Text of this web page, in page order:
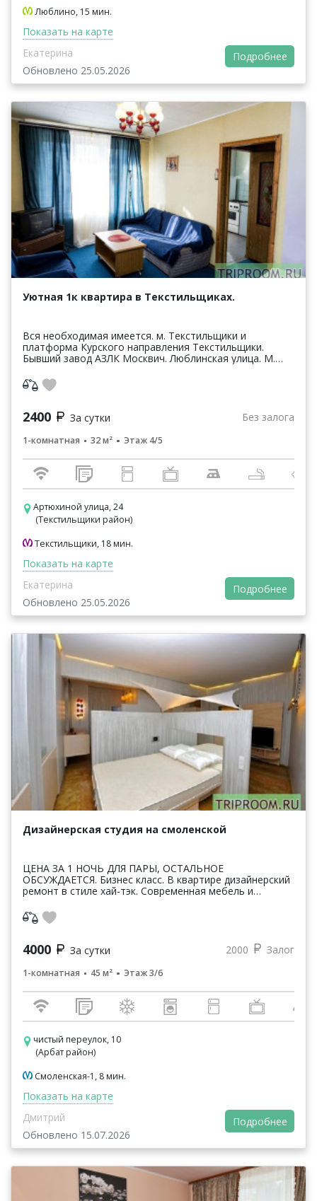
Люблино, 15 мин.
Показать на карте
Екатерина
Обновлено 25.05.2026
Подробнее
Уютная 1к квартира в Текстильщиках.
Вся необходимая имеется. м. Текстильщики и
платформа Курского направления Текстильщики.
Бывший завод АЗЛК Москвич. Люблинская улица. М.
логопе...
2400 За сутки Без залога
1-комнатная 32 м² Этаж 4/5
Артюхиной улица, 24
(Текстильщики район)
Текстильщики, 18 мин.
Показать на карте
Екатерина
Обновлено 25.05.2026
Подробнее
Дизайнерская студия на смоленской
ЦЕНА ЗА 1 НОЧЬ ДЛЯ ПАРЫ, ОСТАЛЬНОЕ
ОБСУЖДАЕТСЯ. Бизнес класс. В квартире дизайнерский
ремонт в стиле хай-тэк. Современная мебель и
тв и интернет. ...
4000 За сутки 2000 Залог
1-комнатная 45 м² Этаж 3/6
чистый переулок, 10
(Арбат район)
Смоленская-1, 8 мин.
Показать на карте
Дмитрий
Обновлено 15.07.2026
Подробнее